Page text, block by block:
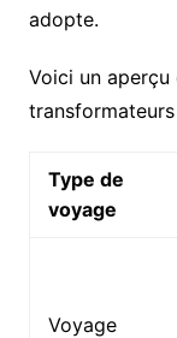
adopte.
Voici un
Type de
voyage
Voyage